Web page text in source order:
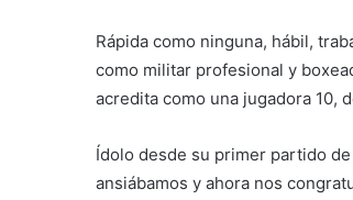
Rápida como ninguna, hábil,
como militar profesional y
acredita como una jugadora 10,
Ídolo desde su primer partido
ansiábamos y ahora nos